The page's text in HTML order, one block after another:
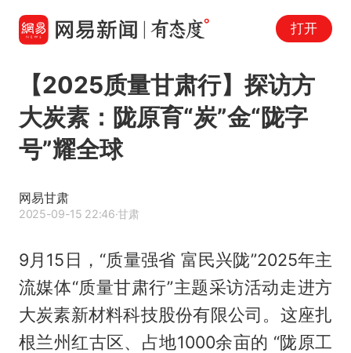
打开
【2025质量甘肃行】探访方
大炭素：陇原育“炭”金“陇字
号”耀全球
网易甘肃
2025-09-15 22:46·甘肃
9月15日，“质量强省 富民兴陇”2025年主
流媒体“质量甘肃行”主题采访活动走进方
大炭素新材料科技股份有限公司。这座扎
根兰州红古区、占地1000余亩的 “陇原工